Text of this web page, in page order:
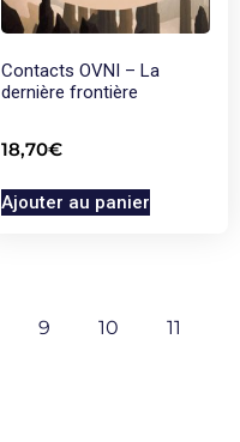
Contacts OVNI – La
dernière frontière
18,70€
Ajouter au panier
9 10 11